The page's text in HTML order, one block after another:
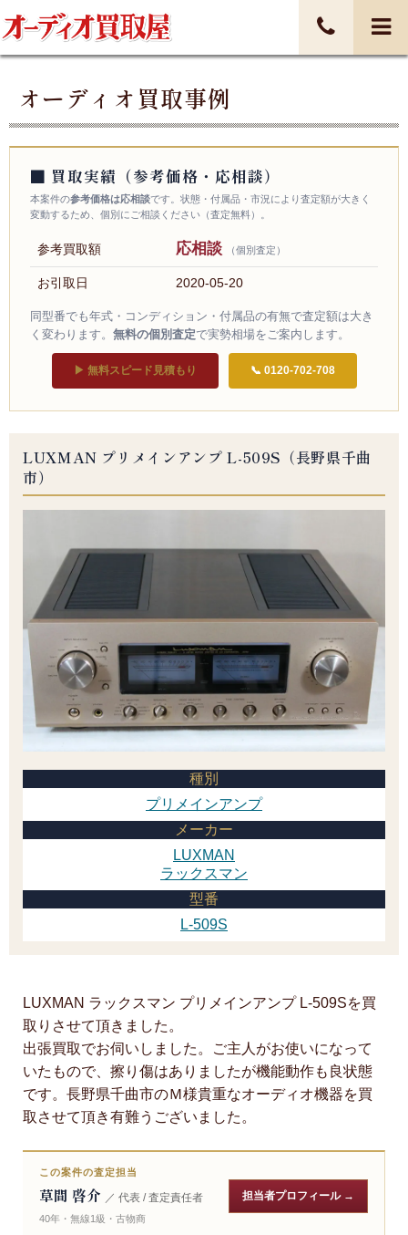
オーディオ買取事例
■ 買取実績（参考価格・応相談）
本案件の参考価格は応相談です。状態・付属品・市況により査定額が大きく
変動するため、個別にご相談ください（査定無料）。
参考買取額 応相談 （個別査定）
お引取日 2020-05-20
同型番でも年式・コンディション・付属品の有無で査定額は大き
く変わります。 無料の個別査定で実勢相場をご案内します。
▶ 無料スピード見積もり 📞 0120-702-708
LUXMAN プリメインアンプ L-509S（長野県千曲
市）
種別
プリメインアンプ
メーカー
LUXMAN
ラックスマン
型番
L-509S
LUXMAN ラックスマン プリメインアンプ L-509Sを買
取りさせて頂きました。
出張買取でお伺いしました。ご主人がお使いになって
いたもので、擦り傷はありましたが機能動作も良状態
です。長野県千曲市のＭ様貴重なオーディオ機器を買
取させて頂き有難うございました。
この案件の査定担当
草間 啓介 ／ 代表 / 査定責任者
40年・無線1級・古物商
担当者プロフィール →